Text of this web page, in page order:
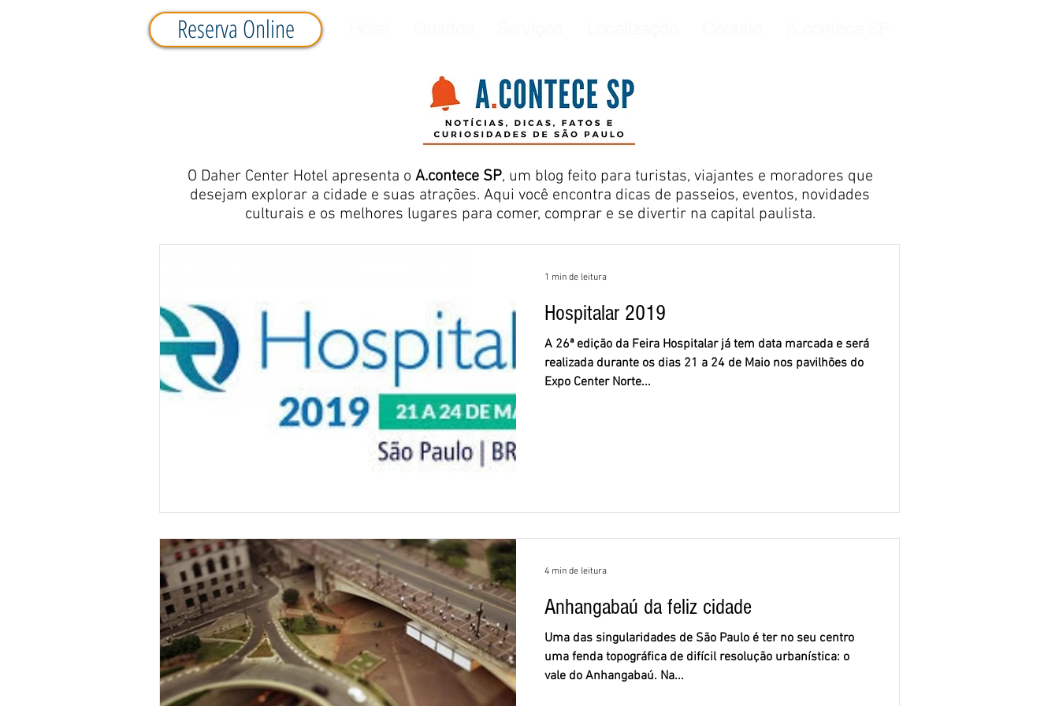
Reserva Online
O Daher Center Hotel apresenta o A.contece SP, um blog feito para turistas, viajantes e moradores que
desejam explorar a cidade e suas atrações. Aqui você encontra dicas de passeios, eventos, novidades
culturais e os melhores lugares para comer, comprar e se divertir na capital paulista.
Hospitalar 2019
A 26ª edição da Feira Hospitalar já tem data marcada e será
realizada durante os dias 21 a 24 de Maio nos pavilhões do
Expo Center Norte...
1 min de leitura
Anhangabaú da feliz cidade
Uma das singularidades de São Paulo é ter no seu centro
uma fenda topográfica de difícil resolução urbanística: o
vale do Anhangabaú. Na...
4 min de leitura